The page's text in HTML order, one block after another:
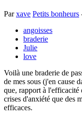
Parxave Petits bonheurs
angoisses
braderie
Julie
love
Voilà une braderie de
de mes sous (j'en cause
que, rapport à l'efficacité
crises d'anxiété que des
efficaces.